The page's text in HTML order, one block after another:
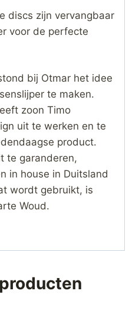
discs zijn vervangbaar
voor de perfecte
bij Otmar het idee
te maken.
zoon Timo
uit te werken en te
product.
te garanderen,
in house in Duitsland
wordt gebruikt, is
Woud.